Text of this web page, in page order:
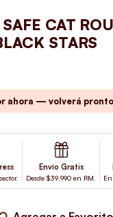
CAT
STARS
ahora — volverá
Envío Gratis
Desde $39.990 en RM.